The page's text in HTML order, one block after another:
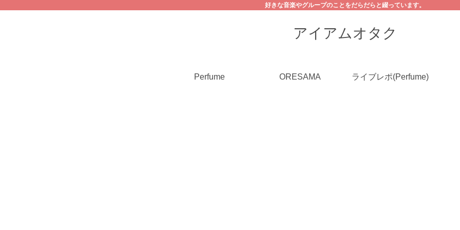
好きな音楽やグループのことをだらだらと綴っています。
アイアムオタク
Perfume ORESAMA ライブレポ(Perfume)